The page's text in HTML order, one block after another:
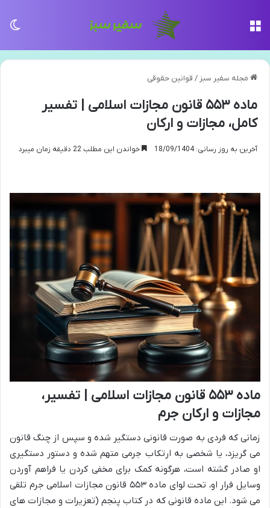
مجله سفیر سبز / قوانین حقوقی
ماده ۵۵۳ قانون مجازات اسلامی | تفسیر
کامل، مجازات و ارکان
آخرین به روز رسانی: 18/09/1404 خواندن این مطلب 22 دقیقه زمان میبرد
ماده ۵۵۳ قانون مجازات اسلامی | تفسیر،
مجازات و ارکان جرم
زمانی که فردی به صورت قانونی دستگیر شده و سپس از چنگ قانون
می گریزد، یا شخصی به ارتکاب جرمی متهم شده و دستور دستگیری
او صادر گشته است، هرگونه کمک برای مخفی کردن یا فراهم آوردن
وسایل فرار او، تحت لوای ماده ۵۵۳ قانون مجازات اسلامی جرم تلقی
می شود. این ماده قانونی که در کتاب پنجم (تعزیرات و مجازات های